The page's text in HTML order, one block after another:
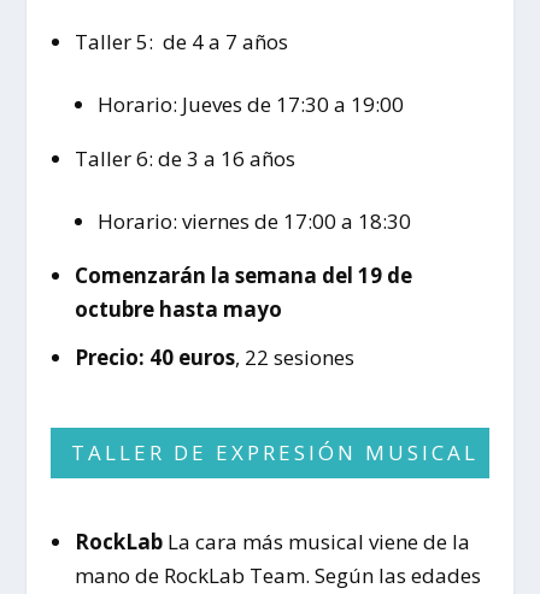
Taller 5: de 4 a 7 años
Horario: Jueves de 17:30 a 19:00
Taller 6: de 3 a 16 años
Horario: viernes de 17:00 a 18:30
Comenzarán la semana del 19 de
octubre hasta mayo
Precio: 40 euros, 22 sesiones
TALLER DE EXPRESIÓN MUSICAL
RockLabLa cara más musical viene de la
mano de RockLab Team. Según las edades